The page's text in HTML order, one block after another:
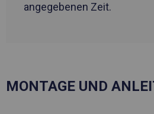
angegebenen Zeit.
MONTAGE UND